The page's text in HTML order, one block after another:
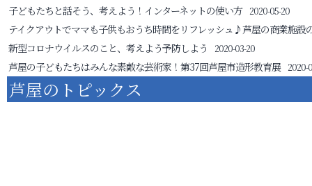
子どもたちと話そう、考えよう！インターネットの使い方 2020-05-20
テイクアウトでママも子供もおうち時間をリフレッシュ♪芦屋の商業施設
新型コロナウイルスのこと、考えよう予防しよう
2020-03-20
芦屋の子どもたちはみんな素敵な芸術家！第37回芦屋市造形教育展 2020-
芦屋のトピックス